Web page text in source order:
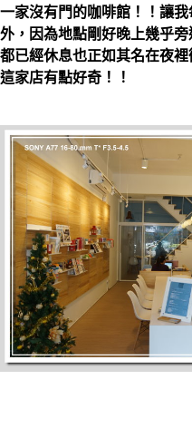
一家沒有門的咖啡館！！讓
外，因為地點剛好晚上幾乎旁
都已經休息也正如其名在夜
這家店有點好奇！！